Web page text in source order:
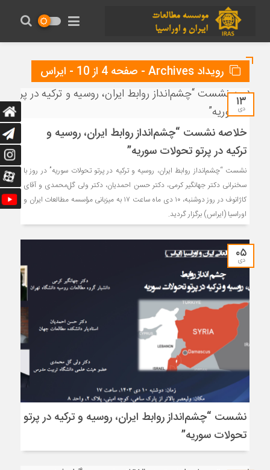
رویداد Archives - صفحه 4 از 10 - ایراس
۱۳
دی
خلاصه نشست “چشم‌انداز روابط ایران، روسیه و
ترکیه در پرتو تحولات سوریه”
نشست “چشم‌انداز روابط ایران، روسیه و ترکیه در پرتو تحولات سوریه” در روز با
سخنرانی دکتر جهانگیر کرمی، دکتر حسن احمدیان، دکتر ولی گل‌محمدی و آقای
کاژانوف در روز دوشنبه، ۱۰ دی ماه ساعت ۱۷ به میزبانی مؤسسه مطالعات ایران و
اوراسیا (ایراس) برگزار گردید.
۰۵
دی
نشست “چشم‌انداز روابط ایران، روسیه و ترکیه در پرتو
تحولات سوریه”